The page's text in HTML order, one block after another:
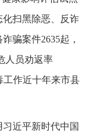
扫黑除恶、反诈
骗案件2635起，
人员劝返率
工作近十年来市县
近平新时代中国